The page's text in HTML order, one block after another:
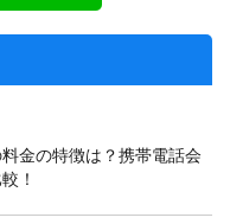
料金の特徴は？携帯電話会
！